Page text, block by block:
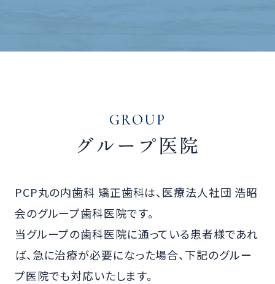
GROUP
グループ医院
PCP丸の内歯科 矯正歯科は、医療法人社団 浩昭
会のグループ歯科医院です。
当グループの歯科医院に通っている患者様であれ
ば、急に治療が必要になった場合、下記のグルー
プ医院でも対応いたします。